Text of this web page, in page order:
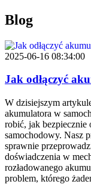
Blog
2025-06-16 08:34:00
Jak odłączyć
W dzisiejszym
akumulatora w
robić, jak bezpiecznie
samochodowy. Nasz
sprawnie
doświadczenia w
rozładowanego
problem, którego